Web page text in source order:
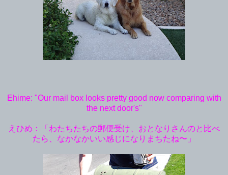
Ehime: "Our mail box looks pretty good now comparing with
the next door's"
えひめ：「わたちたちの郵便受け、おとなりさんのと比べ
たら、なかなかいい感じになりまちたね〜」